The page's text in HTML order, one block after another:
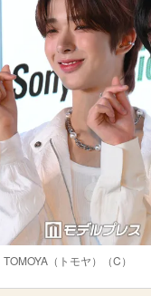
（トモヤ）（C）